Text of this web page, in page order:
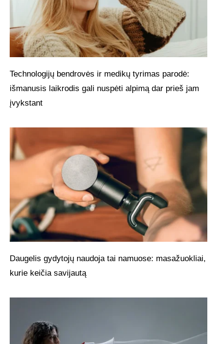
Technologijų bendrovės ir medikų tyrimas parodė:
išmanusis laikrodis gali nuspėti alpimą dar prieš jam
įvykstant
Daugelis gydytojų naudoja tai namuose: masažuokliai,
kurie keičia savijautą